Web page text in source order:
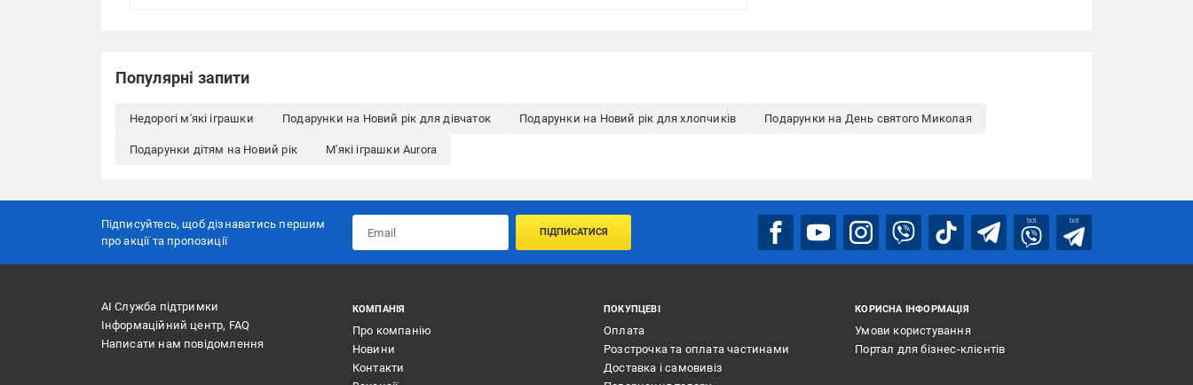
Популярні запити
Недорогі м'які іграшки Подарунки на Новий рік для дівчаток Подарунки на Новий рік для хлопчиків Подарунки на День святого Миколая
Подарунки дітям на Новий рік М'які іграшки Aurora
Підписуйтесь, щоб дізнаватись першим
про акції та пропозиції
ПІДПИСАТИСЯ
bot bot
АІ Служба підтримки
Інформаційний центр, FAQ
Написати нам повідомлення
КОМПАНІЯ
Про компанію
Новини
Контакти
ПОКУПЦЕВІ
Оплата
Розстрочка та оплата частинами
Доставка і самовивіз
КОРИСНА ІНФОРМАЦІЯ
Умови користування
Портал для бізнес-клієнтів